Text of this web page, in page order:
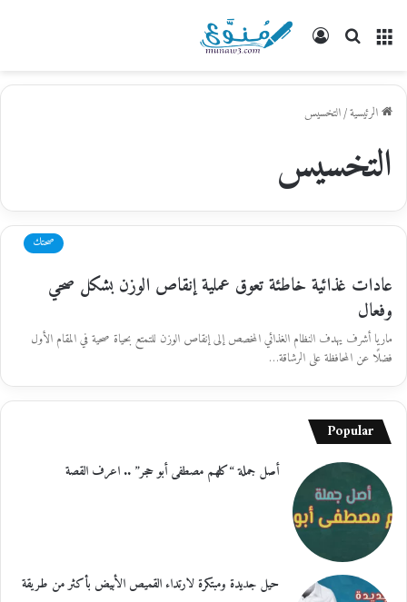
القائمة
بحث
تسجيل
الرئيسية/التخسيس
التخسيس
صحتك
عادات غذائية خاطئة تعوق عملية إنقاص الوزن بشكل صحي
وفعال
ماريا أشرف يهدف النظام الغذائي المخصص إلى إنقاص الوزن للتمتع بحياة صحية في المقام الأول
فضلًا عن المحافظة على الرشاقة…
Popular
أصل جملة “كلهم مصطفى أبو حجر” .. اعرف القصة
حيل جديدة ومبتكرة لارتداء القميص الأبيض بأكثر من طريقة